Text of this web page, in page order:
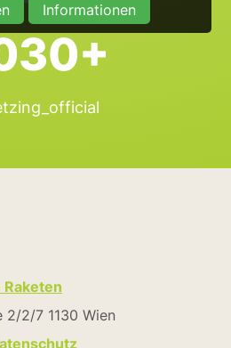
Informationen
Raketen
2/2/7 1130 Wien